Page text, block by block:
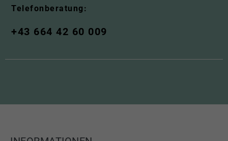
Telefonberatung:
+43 664 42 60 009